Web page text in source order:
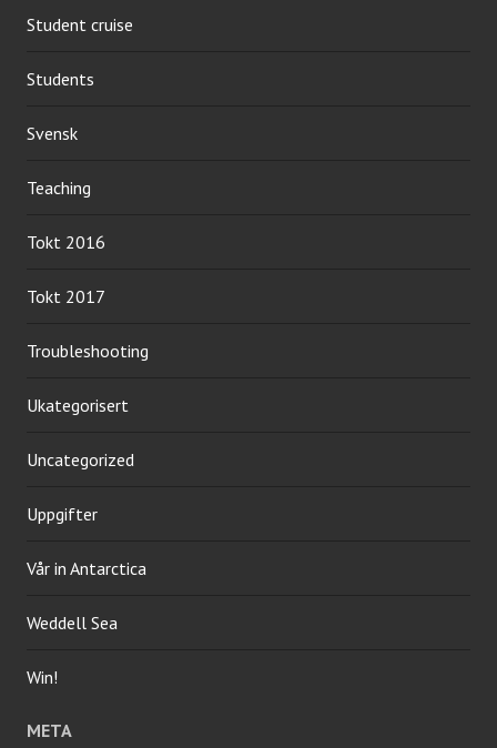
Student cruise
Students
Svensk
Teaching
Tokt 2016
Tokt 2017
Troubleshooting
Ukategorisert
Uncategorized
Uppgifter
Vår in Antarctica
Weddell Sea
Win!
META